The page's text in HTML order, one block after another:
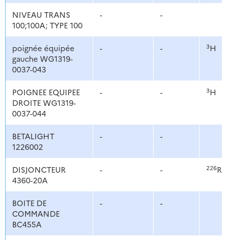
NIVEAU TRANS
100;100A; TYPE 100
- -
poignée équipée
gauche WG1319-
0037-043
- - 3H
POIGNEE EQUIPEE
DROITE WG1319-
0037-044
- - 3H
BETALIGHT
1226002
- -
DISJONCTEUR
4360-20A
- - 226Ra
BOITE DE
COMMANDE
BC455A
- -